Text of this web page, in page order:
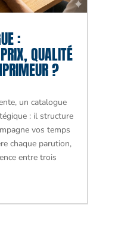
:
QUALITÉ
?
un catalogue
: il structure
vos temps
chaque parution,
entre trois